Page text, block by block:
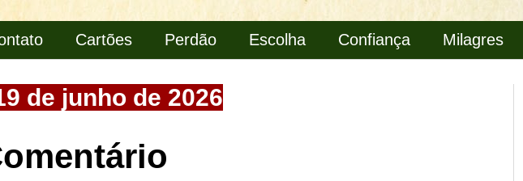
Cartões Perdão Escolha Confiança Milagres
de junho de 2026